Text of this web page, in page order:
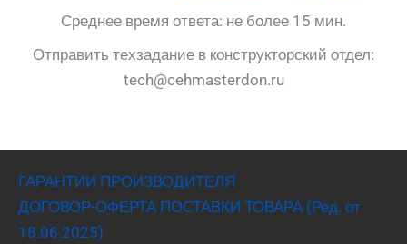
Среднее время ответа: не более 15 мин.
Отправить техзадание в конструкторский отдел:
tech@cehmasterdon.ru
ГАРАНТИИ ПРОИЗВОДИТЕЛЯ
ДОГОВОР-ОФЕРТА ПОСТАВКИ ТОВАРА (Ред. от
18.06.2025)